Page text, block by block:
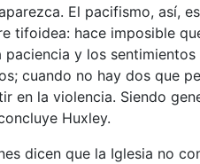
El pacifismo, así,
tifoidea: hace imposible
paciencia y los
cuando no hay dos que
en la violencia. Siendo
Huxley.
dicen que la Iglesia no